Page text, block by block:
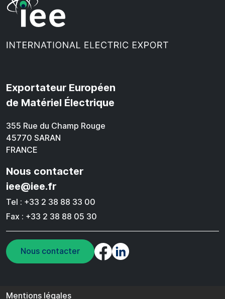
Exportateur Européen
de Matériel Électrique
355 Rue du Champ Rouge
45770 SARAN
FRANCE
Nous contacter
iee@iee.fr
Tel : +33 2 38 88 33 00
Fax : +33 2 38 88 05 30
Nous contacter
Pied de page
Mentions légales